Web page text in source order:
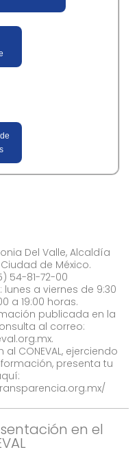
Del Valle, Alcaldía
Ciudad de México.
54-81-72-00
a viernes de 9:30
a 19:00 horas.
publicada en la
al correo:
.
CONEVAL, ejerciendo
presenta tu
en el